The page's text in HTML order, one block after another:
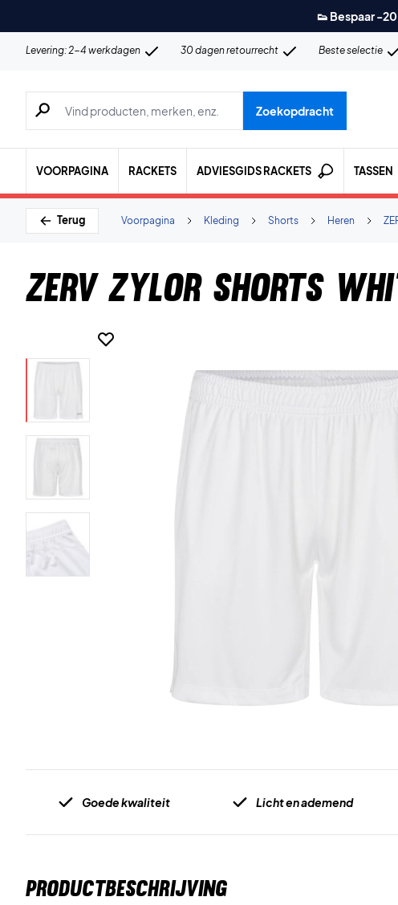
👟 Bespaar -
Levering: 2-4 werkdagen 30 dagen retourrecht Beste selectie
Zoeken naar producten, merken etc.
Zoekopdracht
VOORPAGINA RACKETS ADVIESGIDS RACKETS TASSEN
Terug Heren
Shorts
Kleding
Voorpagina
ZERV Zylor Shorts
Goede kwaliteit Licht en ademend
PRODUCTBESCHRIJVING